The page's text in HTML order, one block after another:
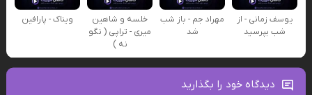
یوسف زمانی - از
شب بپرسید
مهراد جم - باز شب
شد
خلسه و شاهین
میری - تراپی ( نگو
نه )
ویناک - پارافین
دیدگاه خود را بگذارید